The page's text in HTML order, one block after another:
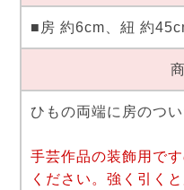
■房 約6cm、紐 約
ひもの両端に房のつ
手芸作品の装飾用で
ください。強く引く